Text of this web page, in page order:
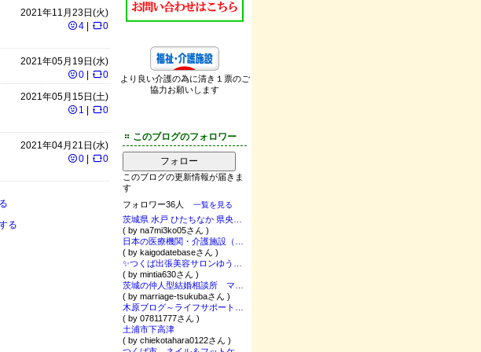
2021年11月23日(火)
4
0
2021年05月19日(水)
0
0
2021年05月15日(土)
1
0
2021年04月21日(水)
0
0
る
より良い介護の為に清き１票のご
協力お願いします
このブログのフォロワー
フォロー
このブログの更新情報が届きま
す
フォロワー36人
一覧を見る
( by na7mi3ko05さん )
( by kaigodatebaseさん )
( by mintia630さん )
( by marriage-tsukubaさん )
( by 07811777さん )
土浦市下高津
( by chiekotahara0122さん )